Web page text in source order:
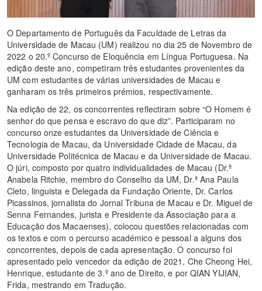
O Departamento de Português da Faculdade de Letras da
Universidade de Macau (UM) realizou no dia 25 de Novembro de
2022 o 20.º Concurso de Eloquência em Língua Portuguesa. Na
edição deste ano, competiram três estudantes provenientes da
UM com estudantes de várias universidades de Macau e
ganharam os três primeiros prémios, respectivamente.
Na edição de 22, os concorrentes reflectiram sobre “O Homem é
senhor do que pensa e escravo do que diz”. Participaram no
concurso onze estudantes da Universidade de Ciência e
Tecnologia de Macau, da Universidade Cidade de Macau, da
Universidade Politécnica de Macau e da Universidade de Macau.
O júri, composto por quatro individualidades de Macau (Dr.ª
Anabela Ritchie, membro do Conselho da UM, Dr.ª Ana Paula
Cleto, linguista e Delegada da Fundação Oriente, Dr. Carlos
Picassinos, jornalista do Jornal Tribuna de Macau e Dr. Miguel de
Senna Fernandes, jurista e Presidente da Associação para a
Educação dos Macaenses), colocou questões relacionadas com
os textos e com o percurso académico e pessoal a alguns dos
concorrentes, depois de cada apresentação. O concurso foi
apresentado pelo vencedor da edição de 2021, Che Cheong Hei,
Henrique, estudante de 3.º ano de Direito, e por QIAN YIJIAN,
Frida, mestrando em Tradução.